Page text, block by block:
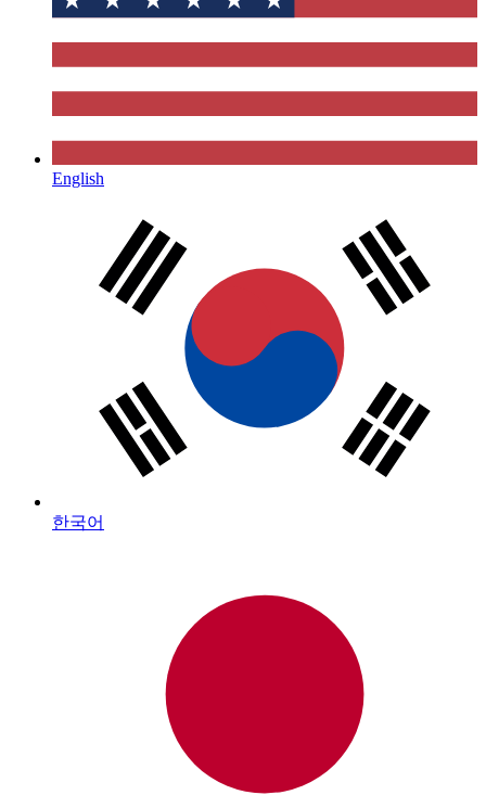
English
한국어